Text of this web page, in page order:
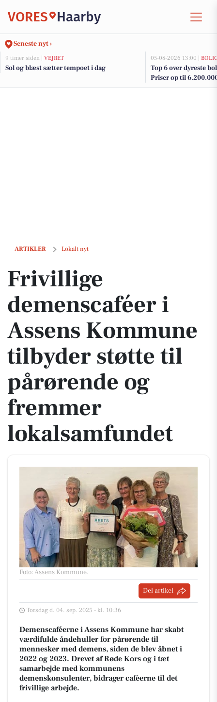
VORES Haarby
Seneste nyt ›
9 timer siden | VEJRET
Sol og blæst sætter tempoet i dag
05-08-2026 13:00 |
Top 6 over dyreste
Priser op til
ARTIKLER Lokalt nyt
Frivillige demenscaféer i Assens Kommune tilbyder støtte til
Frivillige
demenscaféer i
Assens Kommune
tilbyder støtte til
pårørende og
fremmer
lokalsamfundet
Foto: Assens Kommune.
Del artikel
Torsdag d. 04. sep. 2025 - kl. 10:36
Demenscaféerne i Assens Kommune har skabt
værdifulde åndehuller for pårørende til
mennesker med demens, siden de blev åbnet i
2022 og 2023. Drevet af Røde Kors og i tæt
samarbejde med kommunens
demenskonsulenter, bidrager caféerne til det
frivillige arbejde.